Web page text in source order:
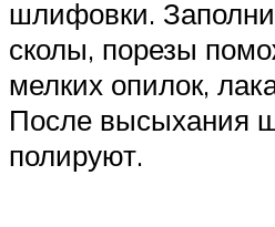
шлифовки.
сколы, порезы
мелких опилок,
После высыхания
полируют.